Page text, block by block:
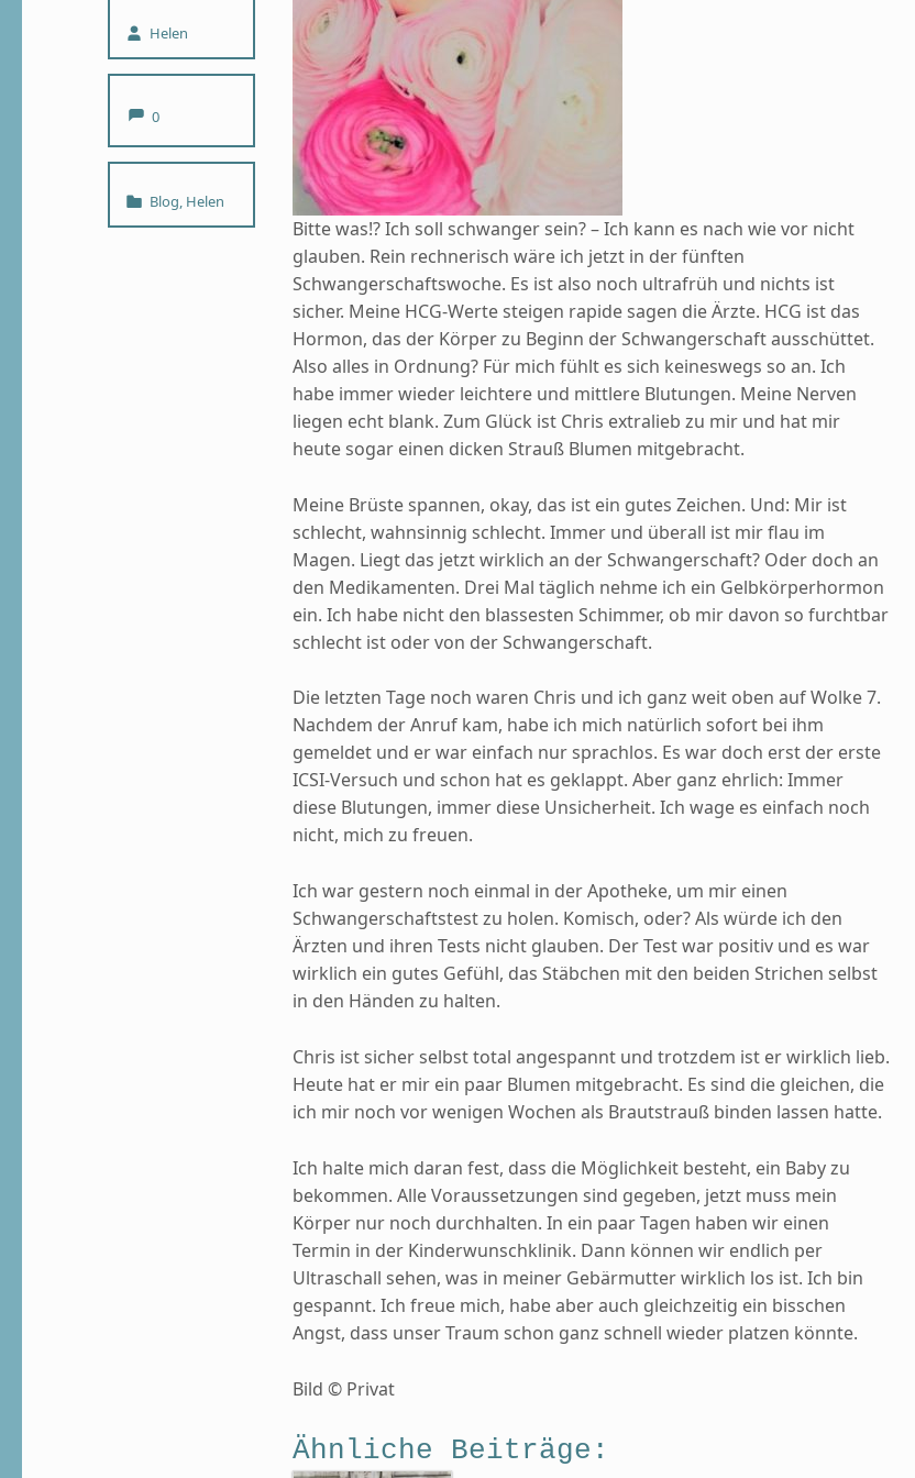
Written by:
Helen
0
Categorized in:
Blog, Helen
Bitte was!? Ich soll schwanger sein? – Ich kann es nach wie vor nicht
glauben. Rein rechnerisch wäre ich jetzt in der fünften
Schwangerschaftswoche. Es ist also noch ultrafrüh und nichts ist
sicher. Meine HCG-Werte steigen rapide sagen die Ärzte. HCG ist das
Hormon, das der Körper zu Beginn der Schwangerschaft ausschüttet.
Also alles in Ordnung? Für mich fühlt es sich keineswegs so an. Ich
habe immer wieder leichtere und mittlere Blutungen. Meine Nerven
liegen echt blank. Zum Glück ist Chris extralieb zu mir und hat mir
heute sogar einen dicken Strauß Blumen mitgebracht.
Meine Brüste spannen, okay, das ist ein gutes Zeichen. Und: Mir ist
schlecht, wahnsinnig schlecht. Immer und überall ist mir flau im
Magen. Liegt das jetzt wirklich an der Schwangerschaft? Oder doch an
den Medikamenten. Drei Mal täglich nehme ich ein Gelbkörperhormon
ein. Ich habe nicht den blassesten Schimmer, ob mir davon so furchtbar
schlecht ist oder von der Schwangerschaft.
Die letzten Tage noch waren Chris und ich ganz weit oben auf Wolke 7.
Nachdem der Anruf kam, habe ich mich natürlich sofort bei ihm
gemeldet und er war einfach nur sprachlos. Es war doch erst der erste
ICSI-Versuch und schon hat es geklappt. Aber ganz ehrlich: Immer
diese Blutungen, immer diese Unsicherheit. Ich wage es einfach noch
nicht, mich zu freuen.
Ich war gestern noch einmal in der Apotheke, um mir einen
Schwangerschaftstest zu holen. Komisch, oder? Als würde ich den
Ärzten und ihren Tests nicht glauben. Der Test war positiv und es war
wirklich ein gutes Gefühl, das Stäbchen mit den beiden Strichen selbst
in den Händen zu halten.
Chris ist sicher selbst total angespannt und trotzdem ist er wirklich lieb.
Heute hat er mir ein paar Blumen mitgebracht. Es sind die gleichen, die
ich mir noch vor wenigen Wochen als Brautstrauß binden lassen hatte.
Ich halte mich daran fest, dass die Möglichkeit besteht, ein Baby zu
bekommen. Alle Voraussetzungen sind gegeben, jetzt muss mein
Körper nur noch durchhalten. In ein paar Tagen haben wir einen
Termin in der Kinderwunschklinik. Dann können wir endlich per
Ultraschall sehen, was in meiner Gebärmutter wirklich los ist. Ich bin
gespannt. Ich freue mich, habe aber auch gleichzeitig ein bisschen
Angst, dass unser Traum schon ganz schnell wieder platzen könnte.
Bild © Privat
Ähnliche Beiträge: